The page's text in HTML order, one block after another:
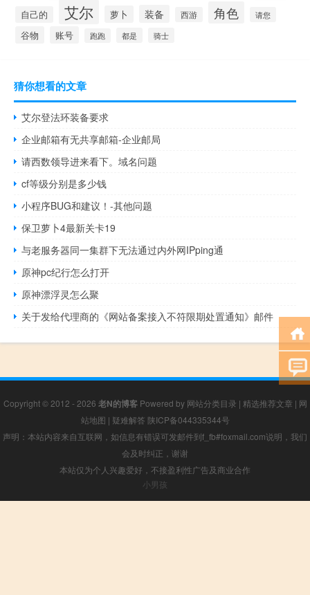
自己的 艾尔 萝卜 装备 西游 角色 请您
谷物 账号 跑跑 都是 骑士
猜你想看的文章
艾尔登法环装备要求
企业邮箱有无共享邮箱-企业邮局
请西数领导进来看下。域名问题
cf等级分别是多少钱
小程序BUG和建议！-其他问题
保卫萝卜4最新关卡19
与老服务器同一集群下无法通过内外网IPping通
原神pc纪行怎么打开
原神漂浮灵怎么聚
关于发给代理商的《网站备案接入不符限期处置通知》邮件
Copyright © 2012 - 2026 老N的博客Powered by 网站分类目录 | 精选推荐文章 | 网
站地图 | 疑难解答 陕ICP备044335344号
声明：本站内容来自互联网，如信息有错误可发邮件到f_fb#foxmail.com说明，我们
会及时纠正，谢谢
本站仅为个人兴趣爱好，不接盈利性广告及商业合作
小男孩